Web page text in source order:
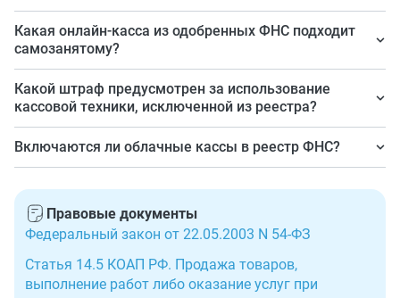
Оплата от физических лиц с применением платежных
карт не относится к безналичным расчетам и должна
оформляться через ККТ, включенную в реестр ФНС.
Какая онлайн-касса из одобренных ФНС подходит
самозанятому?
Никакая. Плательщики НПД (налога на
профессиональный доход) не применяют кассовую
технику. Они формируют чеки в приложении «Мой
налог».
Какой штраф предусмотрен за использование
кассовой техники, исключенной из реестра?
Штраф по п. 4 ст. 14.5 КоАП РФ: предупреждение или
Более серьезные штрафы предусмотрены для
продавца «просроченной» техники.
Включаются ли облачные кассы в реестр ФНС?
Разница состоит лишь в том, что физически аппарат
находится в специальном дата-центре арендодателя.
Пользователь (арендатор) обязан зарегистрировать и
кассу, и фискальный накопитель в ФНС, поэтому — да,
проверьте наличие арендованной ККТ в реестре ФНС.
Правовые документы
Федеральный закон от 22.05.2003 N 54-ФЗ
Статья 14.5 КОАП РФ. Продажа товаров,
выполнение работ либо оказание услуг при